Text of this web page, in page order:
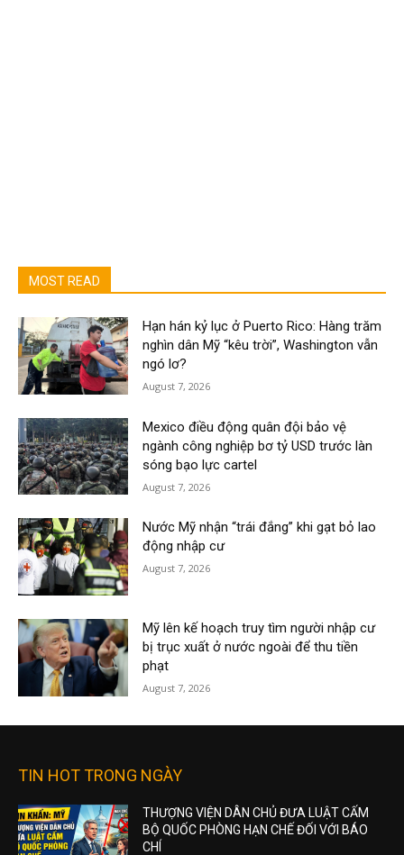
MOST READ
Hạn hán kỷ lục ở Puerto Rico: Hàng trăm
nghìn dân Mỹ “kêu trời”, Washington vẫn
ngó lơ?
August 7, 2026
Mexico điều động quân đội bảo vệ
ngành công nghiệp bơ tỷ USD trước làn
sóng bạo lực cartel
August 7, 2026
Nước Mỹ nhận “trái đắng” khi gạt bỏ lao
động nhập cư
August 7, 2026
Mỹ lên kế hoạch truy tìm người nhập cư
bị trục xuất ở nước ngoài để thu tiền
phạt
August 7, 2026
TIN HOT TRONG NGÀY
THƯỢNG VIỆN DÂN CHỦ ĐƯA LUẬT CẤM
BỘ QUỐC PHÒNG HẠN CHẾ ĐỐI VỚI BÁO
CHÍ